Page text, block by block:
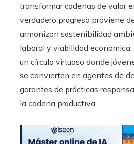
transformar cadenas de valor
verdadero progreso proviene
armonizan sostenibilidad
laboral y viabilidad
un círculo virtuoso donde
se convierten en agentes de
garantes de prácticas
la cadena productiva.